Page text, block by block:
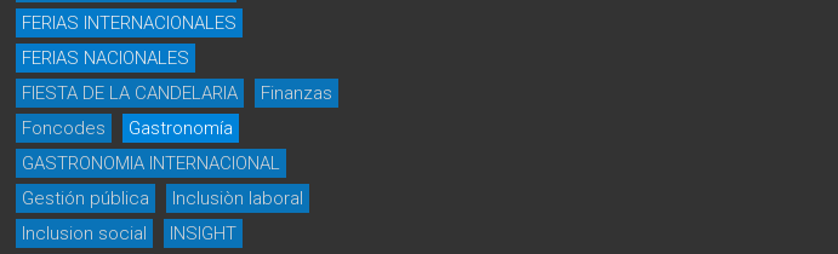
FERIAS INTERNACIONALES
FERIAS NACIONALES
FIESTA DE LA CANDELARIA
Finanzas
Foncodes
Gastronomía
GASTRONOMIA INTERNACIONAL
Gestión pública
Inclusiòn laboral
Inclusion social
INSIGHT